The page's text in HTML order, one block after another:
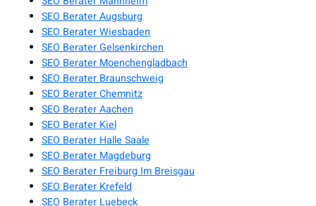
SEO Berater Augsburg
SEO Berater Wiesbaden
SEO Berater Gelsenkirchen
SEO Berater Moenchengladbach
SEO Berater Braunschweig
SEO Berater Chemnitz
SEO Berater Aachen
SEO Berater Kiel
SEO Berater Halle Saale
SEO Berater Magdeburg
SEO Berater Freiburg Im Breisgau
SEO Berater Krefeld
SEO Berater Luebeck